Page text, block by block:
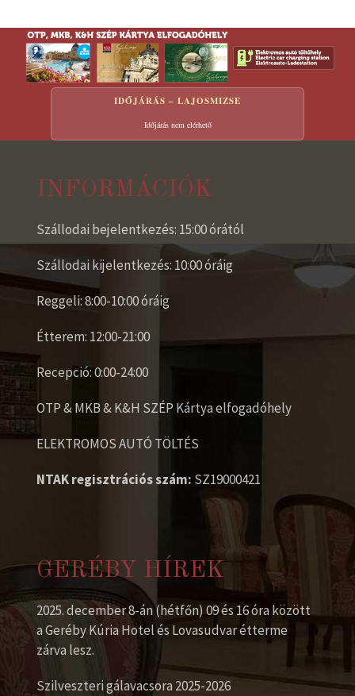
IDŐJÁRÁS – LAJOSMIZSE
Időjárás nem elérhető
INFORMÁCIÓK
Szállodai bejelentkezés: 15:00 órától
Szállodai kijelentkezés: 10:00 óráig
Reggeli: 8:00-10:00 óráig
Étterem: 12:00-21:00
Recepció: 0:00-24:00
OTP & MKB & K&H SZÉP Kártya elfogadóhely
ELEKTROMOS AUTÓ TÖLTÉS
NTAK regisztrációs szám: SZ19000421
GERÉBY HÍREK
2025. december 8-án (hétfőn) 09 és 16 óra között
a Geréby Kúria Hotel és Lovasudvar étterme
zárva lesz.
Szilveszteri gálavacsora 2025-2026